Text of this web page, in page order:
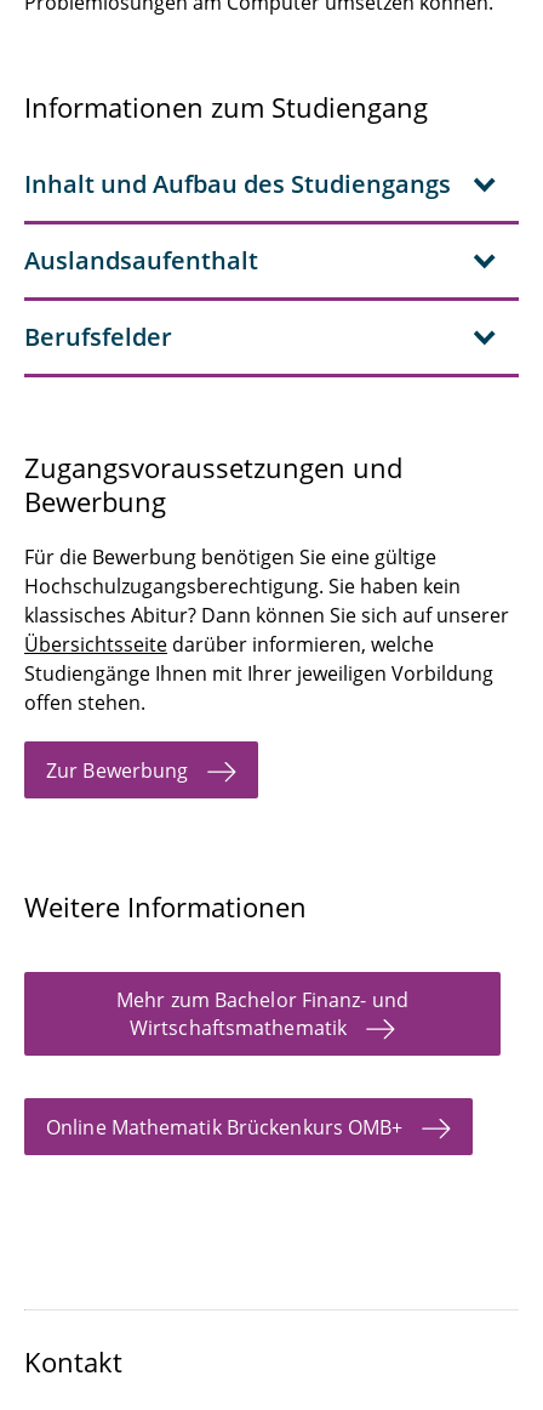
Informationen zum Studiengang
Inhalt und Aufbau des Studiengangs
Auslandsaufenthalt
Berufsfelder
Zugangsvoraussetzungen und
Bewerbung
Für die Bewerbung benötigen Sie eine gültige
Hochschulzugangsberechtigung. Sie haben kein
klassisches Abitur? Dann können Sie sich auf unserer
Übersichtsseite darüber informieren, welche
Studiengänge Ihnen mit Ihrer jeweiligen Vorbildung
offen stehen.
Zur Bewerbung
Weitere Informationen
Mehr zum Bachelor Finanz- und
Wirtschaftsmathematik
Online Mathematik Brückenkurs OMB+
Kontakt